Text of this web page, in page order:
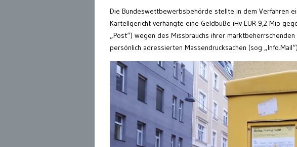
Die Bundeswettbewerbsbehörde stellte in dem Verfahren
Kartellgericht verhängte eine Geldbuße iHv EUR 9,2 Mio
„Post“) wegen des Missbrauchs ihrer
persönlich adressierten Massendrucksachen (sog